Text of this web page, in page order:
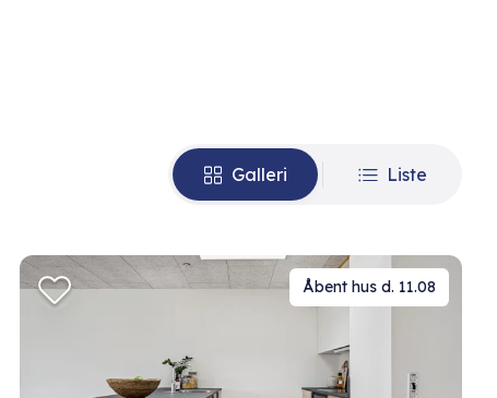
Galleri Liste
Åbent hus d. 11.08